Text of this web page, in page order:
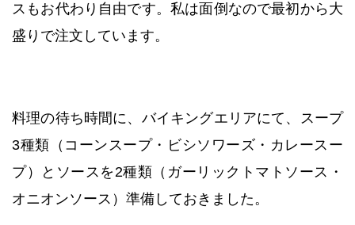
スもお代わり自由です。私は面倒なので最初から大
盛りで注文しています。
料理の待ち時間に、バイキングエリアにて、スープ
3種類（コーンスープ・ビシソワーズ・カレースー
プ）とソースを2種類（ガーリックトマトソース・
オニオンソース）準備しておきました。